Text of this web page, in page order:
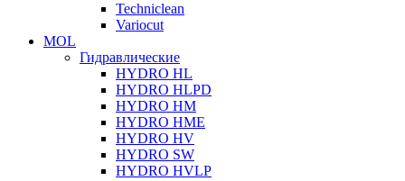
Techniclean
Variocut
MOL
Гидравлические
HYDRO HL
HYDRO HLPD
HYDRO HM
HYDRO HME
HYDRO HV
HYDRO SW
HYDRO HVLP